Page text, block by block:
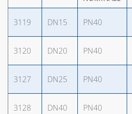
3119 DN15 PN40
3120 DN20 PN40
3127 DN25 PN40
3128 DN40 PN40